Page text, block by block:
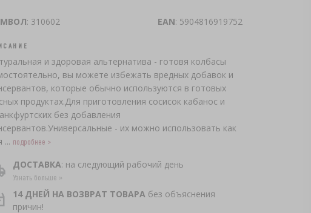
: 310602 EAN: 5904816919752
и здоровая альтернатива - готовя колбасы
вы можете избежать вредных добавок и
которые обычно используются в готовых
продуктах.​Для приготовления сосисок кабанос и
без добавления
- их можно использовать как
... подробнее >
ДОСТАВКА: на следующий рабочий день
Узнать больше »
14 ДНЕЙ НА ВОЗВРАТ ТОВАРА без объяснения
причин!